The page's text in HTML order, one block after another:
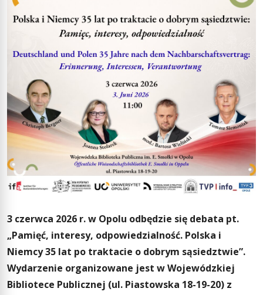
3 czerwca 2026 r. w Opolu odbędzie się debata pt.
„Pamięć, interesy, odpowiedzialność. Polska i
Niemcy 35 lat po traktacie o dobrym sąsiedztwie”.
Wydarzenie organizowane jest w Wojewódzkiej
Bibliotece Publicznej (ul. Piastowska 18-19-20) z